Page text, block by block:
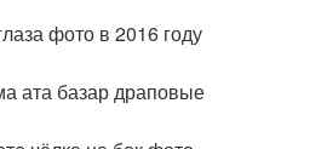
фото в 2016 году
ата базар драповые